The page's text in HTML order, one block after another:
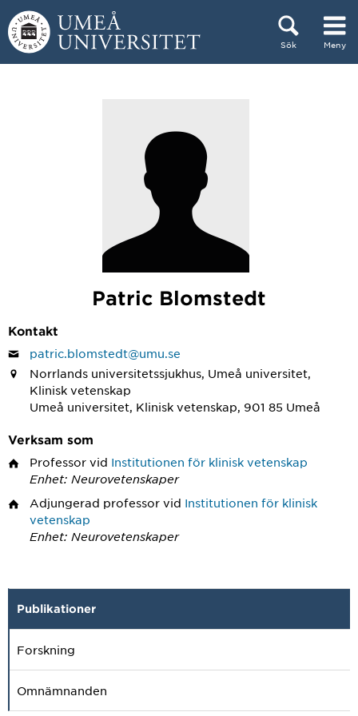
Hoppa direkt till innehållet
Sök Meny
Patric Blomstedt
Kontakt
patric.blomstedt@umu.se
Norrlands universitetssjukhus, Umeå universitet,
Klinisk vetenskap
Umeå universitet, Klinisk vetenskap, 901 85 Umeå
Verksam som
Professor vid Institutionen för klinisk vetenskap
Enhet: Neurovetenskaper
Adjungerad professor vid Institutionen för klinisk
vetenskap
Enhet: Neurovetenskaper
Publikationer
Forskning
Omnämnanden